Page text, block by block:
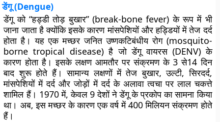
डेंगू (Dengue)
डेंगू को “हड्डी तोड़ बुखार” (break-bone fever) के रूप में भी
जाना जाता है क्योंकि इसके कारण मांसपेशियों और हड्डियों में तेज दर्द
होता है। यह एक मच्छर जनित उष्णकटिबंधीय रोग (mosquito-
borne tropical disease) है जो डेंगू वायरस (DENV) के
कारण होता है। इसके लक्षण आमतौर पर संक्रमण के 3 से14 दिन
बाद शुरू होते हैं। सामान्य लक्षणों में तेज बुखार, उल्टी, सिरदर्द,
मांसपेशियों में दर्द और जोड़ों में दर्द के अलावा त्वचा पर लाल चकत्ते
शामिल हैं। 1970 में, केवल 9 देशों ने डेंगू के प्रकोप का सामना किया
था। अब, इस मच्छर के कारण एक वर्ष में 400 मिलियन संक्रमण होते
हैं।